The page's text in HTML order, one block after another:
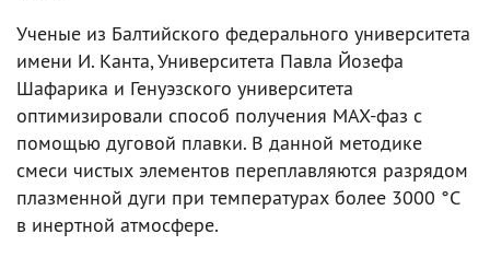
Ученые из Балтийского федерального университета
имени И. Канта, Университета Павла Йозефа
Шафарика и Генуэзского университета
оптимизировали способ получения MAX-фаз с
помощью дуговой плавки. В данной методике
смеси чистых элементов переплавляются разрядом
плазменной дуги при температурах более 3000 °С
в инертной атмосфере.